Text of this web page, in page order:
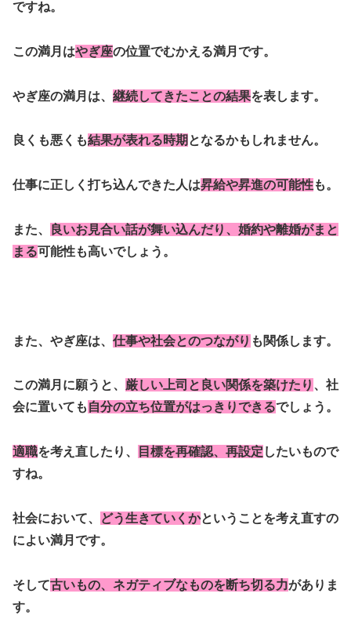
ですね。
この満月はやぎ座の位置でむかえる満月です。
やぎ座の満月は、 継続してきたことの結果を表します。
良くも悪くも結果が表れる時期 となるかもしれません。
仕事に正しく打ち込んできた人は昇給や昇進の可能性も。
また、
良いお見合い話が舞い込んだり、婚約や離婚がまと
まる可能性も高いでしょう。
また、やぎ座は、 仕事や社会とのつながり も関係します。
この満月に願うと、 厳しい上司と良い関係を築けたり 、社
会に置いても 自分の立ち位置がはっきりできるでしょう。
適職を考え直したり、 目標を再確認、再設定 したいもので
すね。
社会において、 どう生きていくかということを考え直すの
によい満月です。
そして古いもの、ネガティブなものを断ち切る力がありま
す。